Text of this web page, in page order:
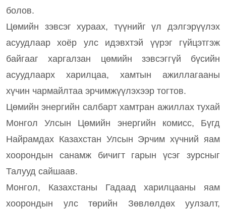
болов.
Цөмийн зэвсэг хураах, түүнийг үл дэлгэрүүлэх
асуудлаар хоёр улс идэвхтэй үүрэг гүйцэтгэж
байгааг харгалзан цөмийн зэвсэггүй бүсийн
асуудлаарх харилцаа, хамтын ажиллагааны
хүчин чармайлтаа эрчимжүүлэхээр тогтов.
Цөмийн энергийн салбарт хамтран ажиллах тухай
Монгол Улсын Цөмийн энергийн комисс, Бүгд
Найрамдах Казахстан Улсын Эрчим хүчний яам
хоорондын санамж бичигт гарын үсэг зурсныг
Талууд сайшаав.
Монгол, Казахстаны Гадаад харилцааны яам
хоорондын улс төрийн Зөвлөлдөх уулзалт,